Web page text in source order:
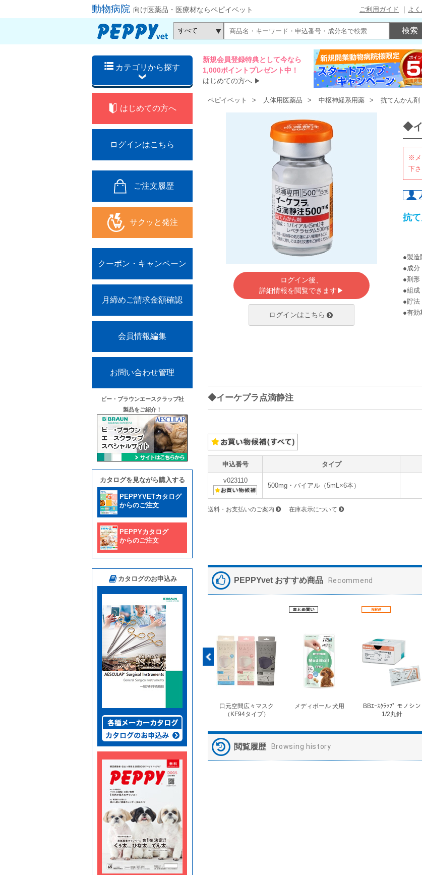
動物病院 向け医薬品・医療材ならペピイベット ご利用ガイド よ
カテゴリから探す
新規会員登録特典として今なら
1,000ポイントプレゼント中！
はじめての方へ ▶
はじめての方へ
ログインはこちら
ご注文履歴
サクッと発注
クーポン・キャンペーン
月締めご請求金額確認
会員情報編集
お問い合わせ管理
ビー・ブラウンエースクラップ社
製品をご紹介！
カタログを見ながら購入する
PEPPYVETカタログ
からのご注文
PEPPYカタログ
からのご注文
カタログのお申込み
ペピイベット 人体用医薬品 中枢神経系用薬 抗てんかん剤
ログイン後、
詳細情報を閲覧できます▶
ログインはこちら
◆イ
※メ
下さ
抗
●製造
●成分
●剤形
●組成
●貯法
●有効
◆イーケプラ点滴静注
申込番号 タイプ
v023110
500mg・バイアル（5mL×6本）
送料・お支払いのご案内 在庫表示について
PEPPYvet おすすめ商品 Recommend
液｢VTRS｣ ｳﾞｨｱﾄﾘｽ...
（中厚型ペットシー
ツ）
口元空間広々マスク
（KF94タイプ）
メディボール 犬用
BBｴｰｽｸﾗｯﾌﾟ モノシン
1/2丸針
閲覧履歴 Browsing history